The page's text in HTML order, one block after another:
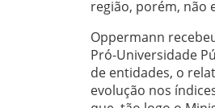
região, porém, não
Oppermann
Pró-Universidade
de entidades, o
evolução nos